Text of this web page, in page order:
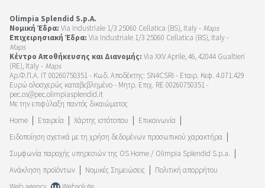
Olimpia Splendid S.p.A.
Νομική Έδρα: Via Industriale 1/3 25060 Cellatica (BS), Italy - Maps
Επιχειρησιακή Έδρα: Via Industriale 1/3 25060 Cellatica (BS), Italy -
Maps
Κέντρο Αποθήκευσης και Διανομής: Via XXV Aprile, 46, 42044 Gualtieri
(RE), Italy - Maps
Αρ.Φ.Π.Α. IT 00260750351 - Κωδ. Αποδέκτης: SN4CSRI - Εταιρ. Κεφ. 4.071.429
Ευρώ ολοσχερώς καταβεβλημένο - Μητρ. Επιχ. RE 00260750351 -
pec.os@pec.olimpiasplendid.it
Με την επιφύλαξη παντός δικαιώματος
Home
Εταιρεία Χάρτης ιστότοπου
Επικοινωνία
Ειδοποίηση σχετικά με τη χρήση δεδομένων προσωπικού χαρακτήρα
Συμφωνία παροχής υπηρεσιών της OS Home / Olimpia Splendid S.p.a.
Ανάκληση προϊόντων
Νομικές Σημειώσεις
Πολιτική απορρήτου